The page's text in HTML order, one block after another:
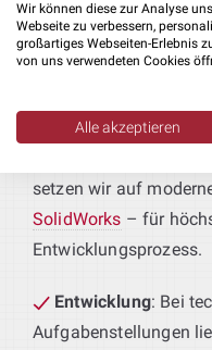
Wir unterstützen Sie
Maschinen und
Produktionslinie
zukunftssicher
setzen wir auf
SolidWorks – für
Entwicklungsprozess.
Entwicklung: Bei
Aufgabenstellungen
Wir können diese zur Analyse
Webseite zu verbessern,
großartiges Webseiten-Erlebnis
von uns verwendeten Cookies
Alle akzeptieren